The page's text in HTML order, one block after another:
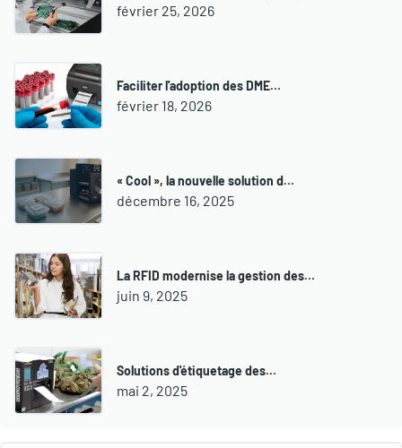
février 25, 2026
Faciliter l'adoption des DME…
février 18, 2026
« Cool », la nouvelle solution d…
décembre 16, 2025
La RFID modernise la gestion des…
juin 9, 2025
Solutions d'étiquetage des…
mai 2, 2025